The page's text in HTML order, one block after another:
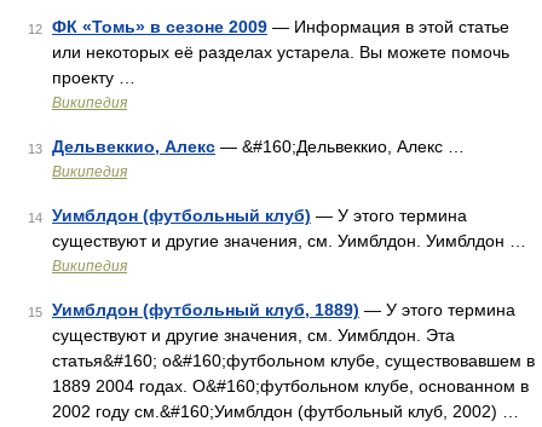
12 ФК «Томь» в сезоне 2009 — Информация в этой статье
или некоторых её разделах устарела. Вы можете помочь
проекту …
Википедия
13 Дельвеккио, Алекс — &#160;Дельвеккио, Алекс …
Википедия
14 Уимблдон (футбольный клуб) — У этого термина
существуют и другие значения, см. Уимблдон. Уимблдон …
Википедия
15 Уимблдон (футбольный клуб, 1889) — У этого термина
существуют и другие значения, см. Уимблдон. Эта
статья&#160; о&#160;футбольном клубе, существовавшем в
1889 2004 годах. О&#160;футбольном клубе, основанном в
2002 году см.&#160;Уимблдон (футбольный клуб, 2002) …